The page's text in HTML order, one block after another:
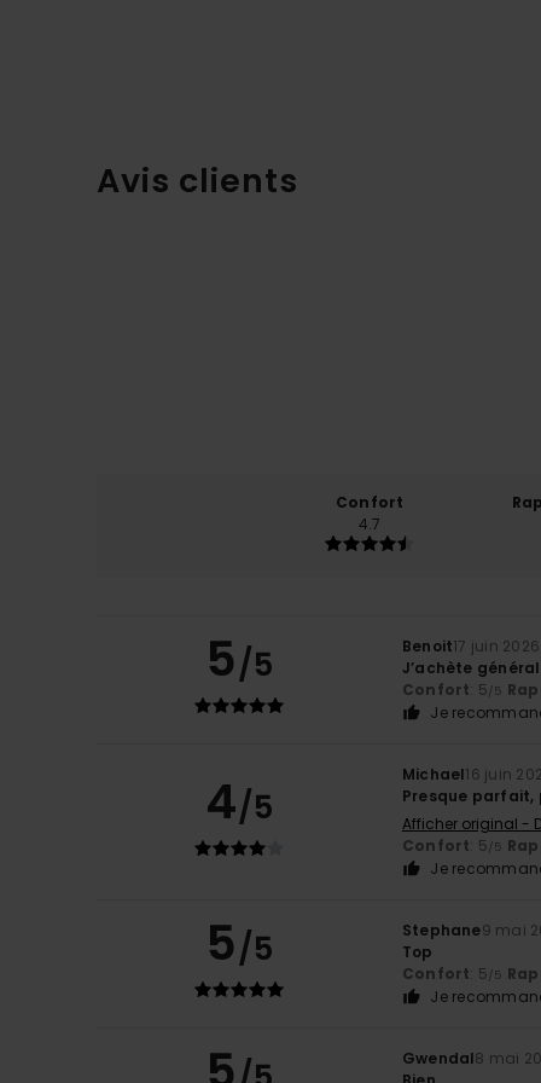
Avis clients
Confort
4.7
5/5 Benoit17 juin 2026
J’achète
Confort: 5/5
Je
4/5
Michael16 juin
Presque parfait,
Afficher original -
Confort: 5/5
Je
5/5 Stephane9 mai
Top
Confort: 5/5
Je
Gwendal8 mai